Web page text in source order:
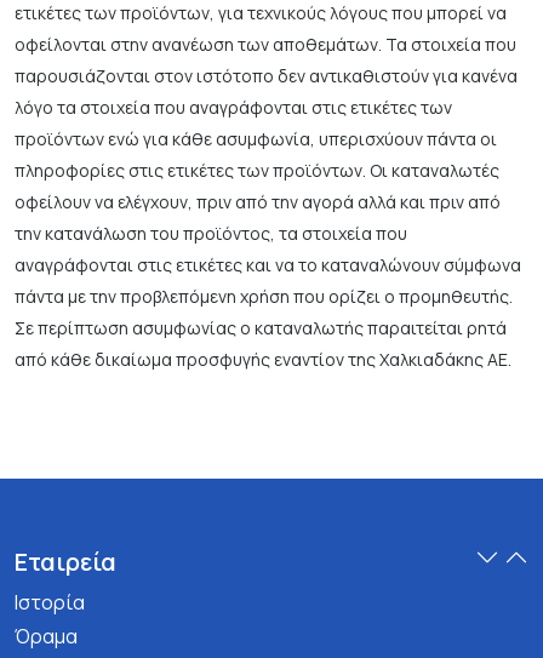
ετικέτες των προϊόντων, για τεχνικούς λόγους που μπορεί να
οφείλονται στην ανανέωση των αποθεμάτων. Τα στοιχεία που
παρουσιάζονται στον ιστότοπο δεν αντικαθιστούν για κανένα
λόγο τα στοιχεία που αναγράφονται στις ετικέτες των
προϊόντων ενώ για κάθε ασυμφωνία, υπερισχύουν πάντα οι
πληροφορίες στις ετικέτες των προϊόντων. Οι καταναλωτές
οφείλουν να ελέγχουν, πριν από την αγορά αλλά και πριν από
την κατανάλωση του προϊόντος, τα στοιχεία που
αναγράφονται στις ετικέτες και να το καταναλώνουν σύμφωνα
πάντα με την προβλεπόμενη χρήση που ορίζει ο προμηθευτής.
Σε περίπτωση ασυμφωνίας ο καταναλωτής παραιτείται ρητά
από κάθε δικαίωμα προσφυγής εναντίον της Χαλκιαδάκης ΑΕ.
Εταιρεία
Ιστορία
Όραμα